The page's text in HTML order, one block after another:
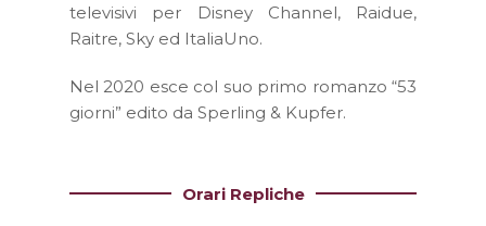
televisivi per Disney Channel, Raidue,
Raitre, Sky ed ItaliaUno.
Nel 2020 esce col suo primo romanzo “53
giorni” edito da Sperling & Kupfer.
Orari Repliche